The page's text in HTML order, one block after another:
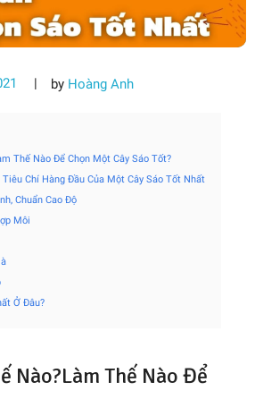
by Hoàng Anh
Thế Nào Để Chọn Một Cây Sáo Tốt?
Chí Hàng Đầu Của Một Cây Sáo Tốt Nhất
Chuẩn Cao Độ
Môi
Ở Đâu?
Nào?Làm Thế Nào Để